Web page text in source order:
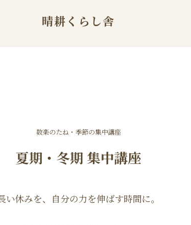
晴耕くらし舎
数楽のたね・季節の集中講座
夏期・冬期 集中講座
い休みを、自分の力を伸ばす時間に。